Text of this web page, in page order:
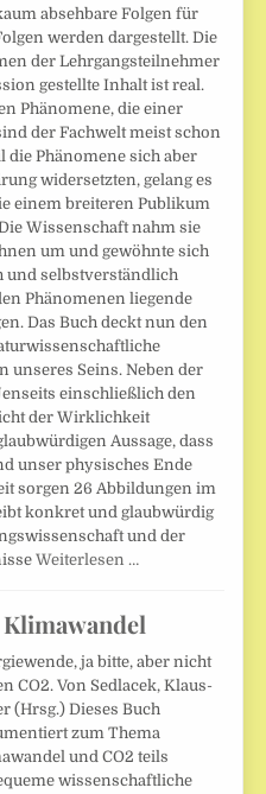
absehbare Folgen für
werden dargestellt. Die
der Lehrgangsteilnehmer
gestellte Inhalt ist real.
Phänomene, die einer
der Fachwelt meist schon
die Phänomene sich aber
widersetzten, gelang es
einem breiteren Publikum
Wissenschaft nahm sie
um und gewöhnte sich
und selbstverständlich
Phänomenen liegende
Das Buch deckt nun den
unseres Seins. Neben der
einschließlich den
der Wirklichkeit
Aussage, dass
unser physisches Ende
sorgen 26 Abbildungen im
konkret und glaubwürdig
und der
Weiterlesen …
ja bitte, aber nicht
CO2. Von Sedlacek, Klaus-
(Hrsg.) Dieses Buch
zum Thema
und CO2 teils
wissenschaftliche